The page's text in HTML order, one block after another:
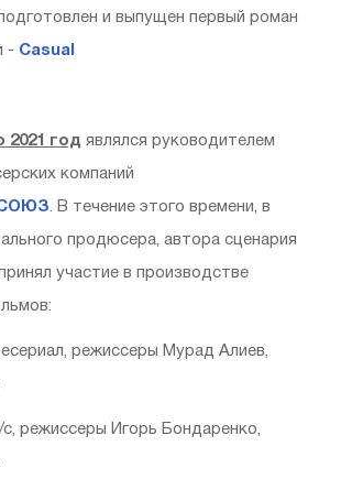
и выпущен первый роман
- Casual
2021 год являлся руководителем
компаний
. В течение этого времени, в
продюсера, автора сценария
участие в производстве
режиссеры Мурад Алиев,
с, режиссеры Игорь Бондаренко,